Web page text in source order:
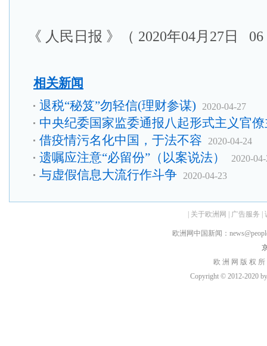
《 人民日报 》（ 2020年04月27日
相关新闻
退税“秘笈”勿轻信(理财参谋) 2020-04-27
中央纪委国家监委通报八起形式主义官
借疫情污名化中国，于法不容 2020-04-24
遗嘱应注意“必留份”（以案说法） 2020-
与虚假信息大流行作斗争 2020-04-23
关于欧洲网 广告服务
欧洲网中国新闻：
欧 洲 网 版 权
Copyright © 2012-2020